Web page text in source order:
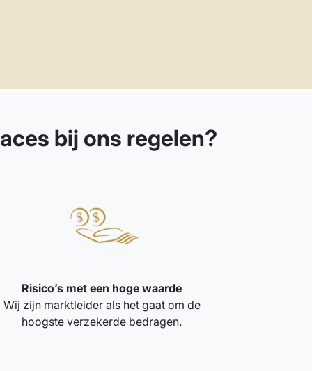
bij ons regelen?
Risico’s met een hoge waarde
Wij zijn marktleider als het gaat om de
hoogste verzekerde bedragen.